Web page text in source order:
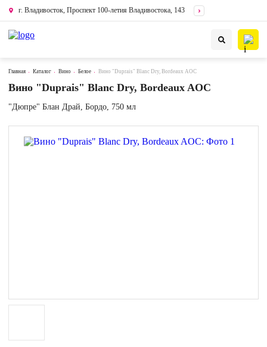
г. Владивосток, Проспект 100-летия Владивостока, 143
Главная Каталог Вино Белое Вино "Duprais" Blanc Dry, Bordeaux AOC
Вино "Duprais" Blanc Dry, Bordeaux AOC
"Дюпре" Блан Драй, Бордо, 750 мл